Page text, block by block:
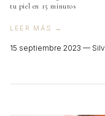
tu piel en 15 minutos
LEER MÁS →
15 septiembre 2023 —